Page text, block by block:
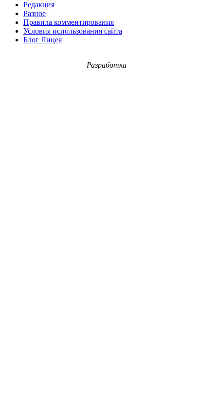
Редакция
Разное
Правила комментирования
Условия использования сайта
Блог Лицея
Разработка